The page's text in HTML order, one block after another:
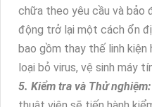
chữa theo yêu cầu và bảo
động trở lại một cách ổn
bao gồm thay thế linh kiện
loại bỏ virus, vệ sinh máy
5. Kiểm tra và Thử nghiệm: